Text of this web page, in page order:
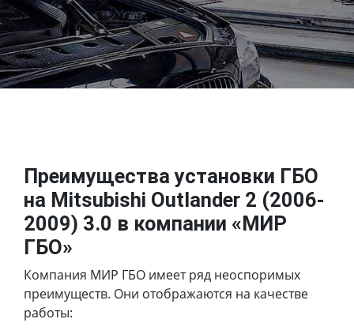
Преимущества установки ГБО
на Mitsubishi Outlander 2 (2006-
2009) 3.0 в компании «МИР
ГБО»
Компания МИР ГБО имеет ряд неоспоримых
преимуществ. Они отображаются на качестве
работы: